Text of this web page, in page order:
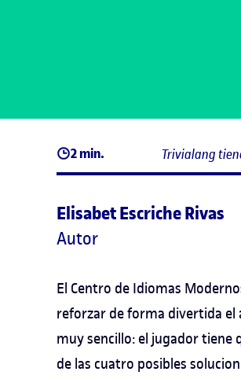
2 min. Trivialang
Elisabet Escriche Rivas
Autor
El Centro de Idiomas
reforzar de forma divertida el
muy sencillo: el jugador tiene
de las cuatro posibles